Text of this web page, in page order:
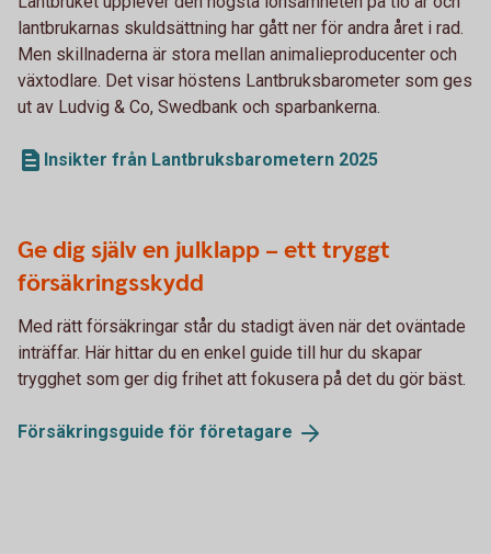
lantbrukarnas skuldsättning har gått ner för andra året i rad.
Men skillnaderna är stora mellan animalieproducenter och
växtodlare. Det visar höstens Lantbruksbarometer som ges
ut av Ludvig & Co, Swedbank och sparbankerna.
Insikter från Lantbruksbarometern 2025
Ge dig själv en julklapp – ett tryggt
försäkringsskydd
Med rätt försäkringar står du stadigt även när det oväntade
inträffar. Här hittar du en enkel guide till hur du skapar
trygghet som ger dig frihet att fokusera på det du gör bäst.
Försäkringsguide för företagare